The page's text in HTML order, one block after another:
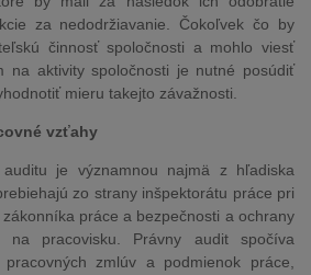
za nedodržiavanie. Čokoľvek čo by
činnosť spoločnosti a mohlo viesť
na aktivity spoločnosti je nutné posúdiť
mieru takejto závažnosti.
vzťahy
je významnou najmä z hľadiska
zo strany inšpektorátu práce pri
práce a bezpečnosti a ochrany
na pracovisku. Právny audit spočíva
zmlúv a podmienok práce,